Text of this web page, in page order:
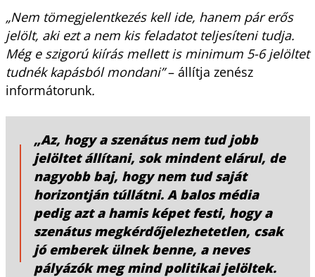
„Nem tömegjelentkezés kell ide, hanem pár erős
jelölt, aki ezt a nem kis feladatot teljesíteni tudja.
Még e szigorú kiírás mellett is minimum 5-6 jelöltet
tudnék kapásból mondani”– állítja zenész
informátorunk.
„Az, hogy a szenátus nem tud jobb
jelöltet állítani, sok mindent elárul, de
nagyobb baj, hogy nem tud saját
horizontján túllátni. A balos média
pedig azt a hamis képet festi, hogy a
szenátus megkérdőjelezhetetlen, csak
jó emberek ülnek benne, a neves
pályázók meg mind politikai jelöltek.